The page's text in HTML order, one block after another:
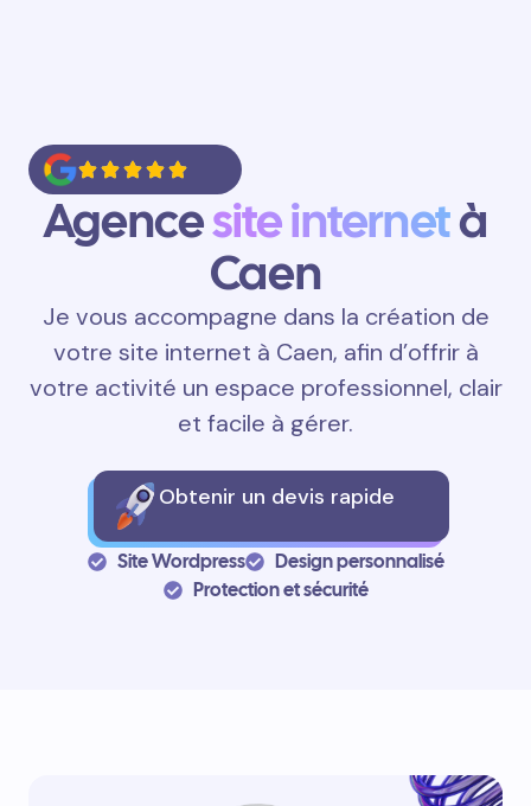
Agencesite internetà
Caen
Je vous accompagne dans la création de
votre site internet à Caen, afin d’offrir à
votre activité un espace professionnel, clair
et facile à gérer.
Obtenir un devis rapide
Site Wordpress
Design personnalisé
Protection et sécurité